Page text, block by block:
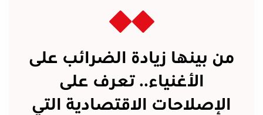
من بينها زيادة الضرائب على
الأغنياء.. تعرف على
الإصلاحات الاقتصادية التي